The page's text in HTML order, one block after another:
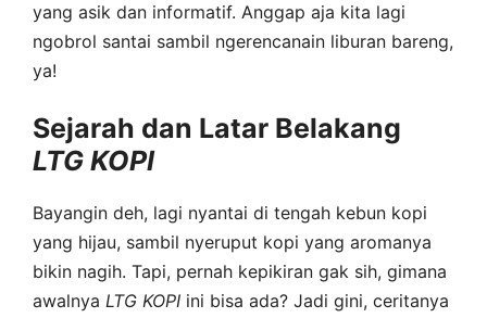
yang asik dan informatif. Anggap aja kita lagi
ngobrol santai sambil ngerencanain liburan bareng,
ya!
Sejarah dan Latar Belakang
LTG KOPI
Bayangin deh, lagi nyantai di tengah kebun kopi
yang hijau, sambil nyeruput kopi yang aromanya
bikin nagih. Tapi, pernah kepikiran gak sih, gimana
awalnya LTG KOPI ini bisa ada? Jadi gini, ceritanya